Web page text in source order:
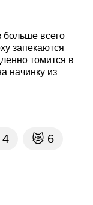
больше всего
запекаются
томится в
начинку из
4 😿 6